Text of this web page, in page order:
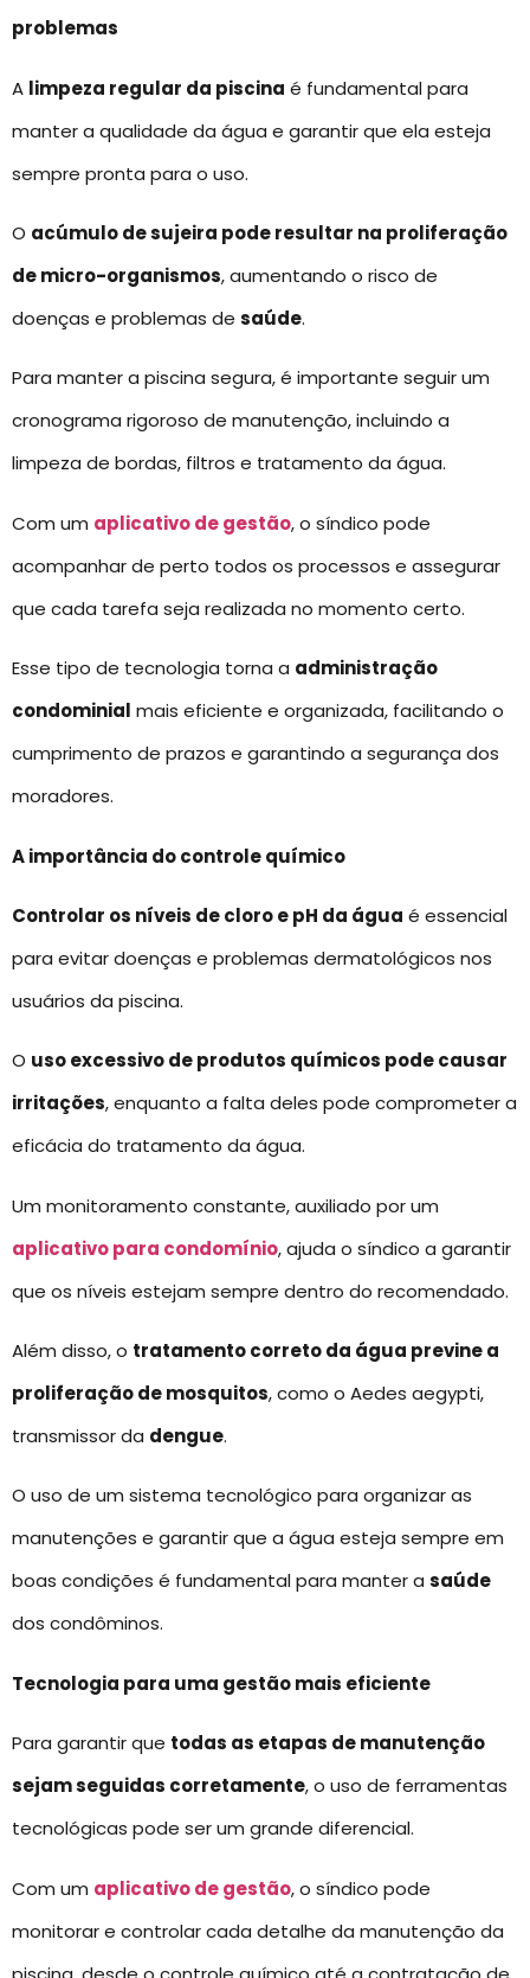
problemas
A limpeza regular da piscina é fundamental para
manter a qualidade da água e garantir que ela esteja
sempre pronta para o uso.
O acúmulo de sujeira pode resultar na proliferação
de micro-organismos, aumentando o risco de
doenças e problemas de saúde.
Para manter a piscina segura, é importante seguir um
cronograma rigoroso de manutenção, incluindo a
limpeza de bordas, filtros e tratamento da água.
Com um aplicativo de gestão, o síndico pode
acompanhar de perto todos os processos e assegurar
que cada tarefa seja realizada no momento certo.
Esse tipo de tecnologia torna a administração
condominial mais eficiente e organizada, facilitando o
cumprimento de prazos e garantindo a segurança dos
moradores.
A importância do controle químico
Controlar os níveis de cloro e pH da água é essencial
para evitar doenças e problemas dermatológicos nos
usuários da piscina.
O uso excessivo de produtos químicos pode causar
irritações, enquanto a falta deles pode comprometer a
eficácia do tratamento da água.
Um monitoramento constante, auxiliado por um
aplicativo para condomínio, ajuda o síndico a garantir
que os níveis estejam sempre dentro do recomendado.
Além disso, o tratamento correto da água previne a
proliferação de mosquitos, como o Aedes aegypti,
transmissor da dengue.
O uso de um sistema tecnológico para organizar as
manutenções e garantir que a água esteja sempre em
boas condições é fundamental para manter a saúde
dos condôminos.
Tecnologia para uma gestão mais eficiente
Para garantir que todas as etapas de manutenção
sejam seguidas corretamente, o uso de ferramentas
tecnológicas pode ser um grande diferencial.
Com um aplicativo de gestão, o síndico pode
monitorar e controlar cada detalhe da manutenção da